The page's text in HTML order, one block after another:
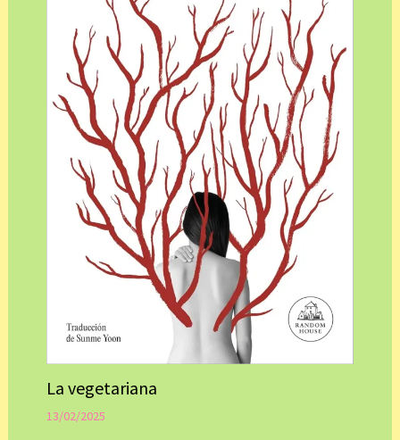
La vegetariana
13/02/2025